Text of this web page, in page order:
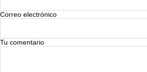
Correo electrónico
Tu comentario